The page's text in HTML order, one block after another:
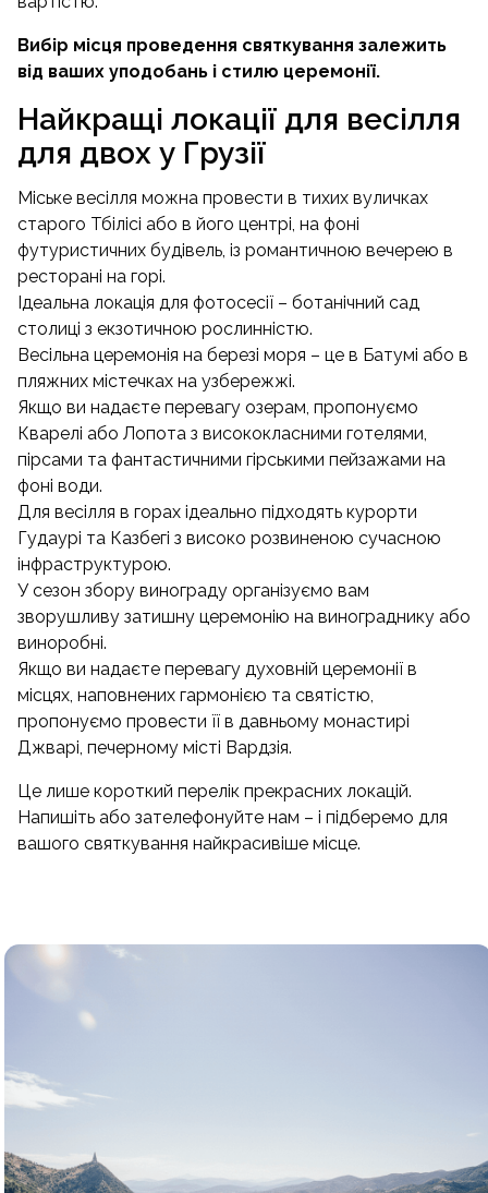
Вибір місця проведення святкування залежить
від ваших уподобань і стилю церемонії.
Найкращі локації для весілля
для двох у Грузії
Міське весілля можна провести в тихих вуличках
старого Тбілісі або в його центрі, на фоні
футуристичних будівель, із романтичною вечерею в
ресторані на горі.
Ідеальна локація для фотосесії – ботанічний сад
столиці з екзотичною рослинністю.
Весільна церемонія на березі моря – це в Батумі або в
пляжних містечках на узбережжі.
Якщо ви надаєте перевагу озерам, пропонуємо
Кварелі або Лопота з висококласними готелями,
пірсами та фантастичними гірськими пейзажами на
фоні води.
Для весілля в горах ідеально підходять курорти
Гудаурі та Казбегі з високо розвиненою сучасною
інфраструктурою.
У сезон збору винограду організуємо вам
зворушливу затишну церемонію на винограднику або
виноробні.
Якщо ви надаєте перевагу духовній церемонії в
місцях, наповнених гармонією та святістю,
пропонуємо провести її в давньому монастирі
Джварі, печерному місті Вардзія.
Це лише короткий перелік прекрасних локацій.
Напишіть або зателефонуйте нам – і підберемо для
вашого святкування найкрасивіше місце.